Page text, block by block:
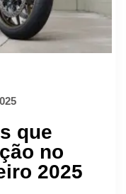
que
no
2025